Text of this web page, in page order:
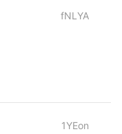
fNLYA
1YEon